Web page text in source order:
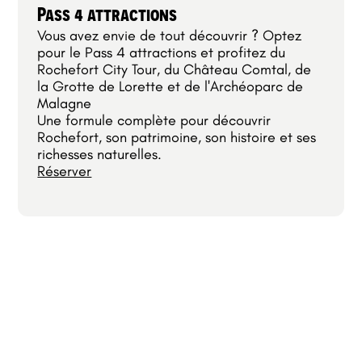
Pass 4 attractions
Vous avez envie de tout découvrir ? Optez
pour le Pass 4 attractions et profitez du
Rochefort City Tour, du Château Comtal, de
la Grotte de Lorette et de l'Archéoparc de
Malagne
Une formule complète pour découvrir
Rochefort, son patrimoine, son histoire et ses
richesses naturelles.
Réserver